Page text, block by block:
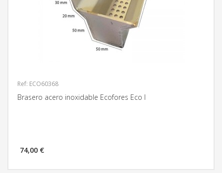
Ref: ECO60368
Brasero acero inoxidable Ecofores Eco I
74,00 €